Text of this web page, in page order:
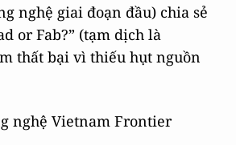
nghệ giai đoạn đầu) chia sẻ
or Fab?” (tạm dịch là
thất bại vì thiếu hụt nguồn
nghệ Vietnam Frontier